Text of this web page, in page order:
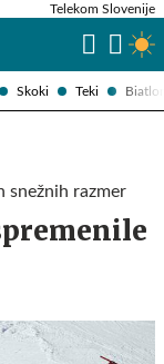
Skoki Teki
Telekom Slovenije
snežnih razmer